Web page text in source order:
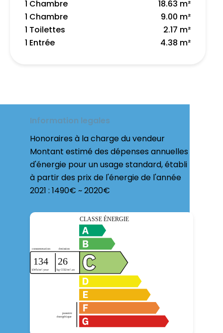
1 Chambre
18.63 m²
1 Chambre
9.00 m²
1 Toilettes
2.17 m²
1 Entrée
4.38 m²
Information legales
Honoraires à la charge du vendeur
Montant estimé des dépenses annuelles
d'énergie pour un usage standard, établi
à partir des prix de l'énergie de l'année
2021 : 1490€ ~ 2020€